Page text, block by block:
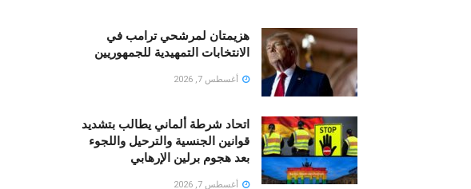
هزيمتان لمرشحي ترامب في
الانتخابات التمهيدية للجمهوريين
أغسطس 7, 2026
اتحاد شرطة ألماني يطالب بتشديد
قوانين الجنسية والترحيل واللجوء
بعد هجوم برلين الإرهابي
أغسطس 7, 2026